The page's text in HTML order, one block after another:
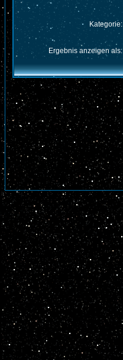
Kategorie:
Ergebnis anzeigen als: